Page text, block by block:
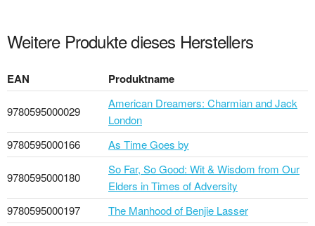
Weitere Produkte dieses Herstellers
EAN Produktname
9780595000029
American Dreamers: Charmian and Jack
London
9780595000166
As Time Goes by
9780595000180
So Far, So Good: Wit & Wisdom from Our
Elders in Times of Adversity
9780595000197
The Manhood of Benjie Lasser